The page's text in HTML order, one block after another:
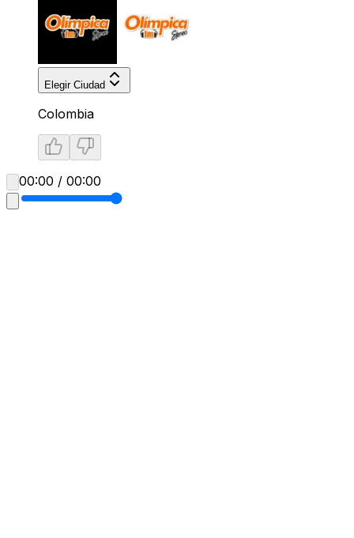
Elegir Ciudad
Colombia
00:00 / 00:00